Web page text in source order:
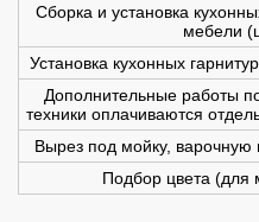
Сборка и установка
мебели
Установка кухонных
Дополнительные работы
техники оплачиваются
Вырез под мойку, варочную
Подбор цвета (для